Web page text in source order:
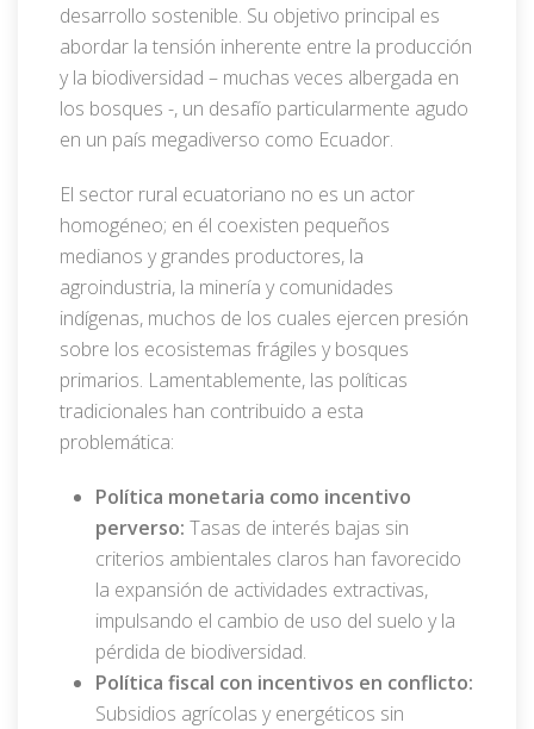
desarrollo sostenible. Su objetivo principal es
abordar la tensión inherente entre la producción
y la biodiversidad – muchas veces albergada en
los bosques -, un desafío particularmente agudo
en un país megadiverso como Ecuador.
El sector rural ecuatoriano no es un actor
homogéneo; en él coexisten pequeños
medianos y grandes productores, la
agroindustria, la minería y comunidades
indígenas, muchos de los cuales ejercen presión
sobre los ecosistemas frágiles y bosques
primarios. Lamentablemente, las políticas
tradicionales han contribuido a esta
problemática:
Política monetaria como incentivo
perverso: Tasas de interés bajas sin
criterios ambientales claros han favorecido
la expansión de actividades extractivas,
impulsando el cambio de uso del suelo y la
pérdida de biodiversidad.
Política fiscal con incentivos en conflicto:
Subsidios agrícolas y energéticos sin